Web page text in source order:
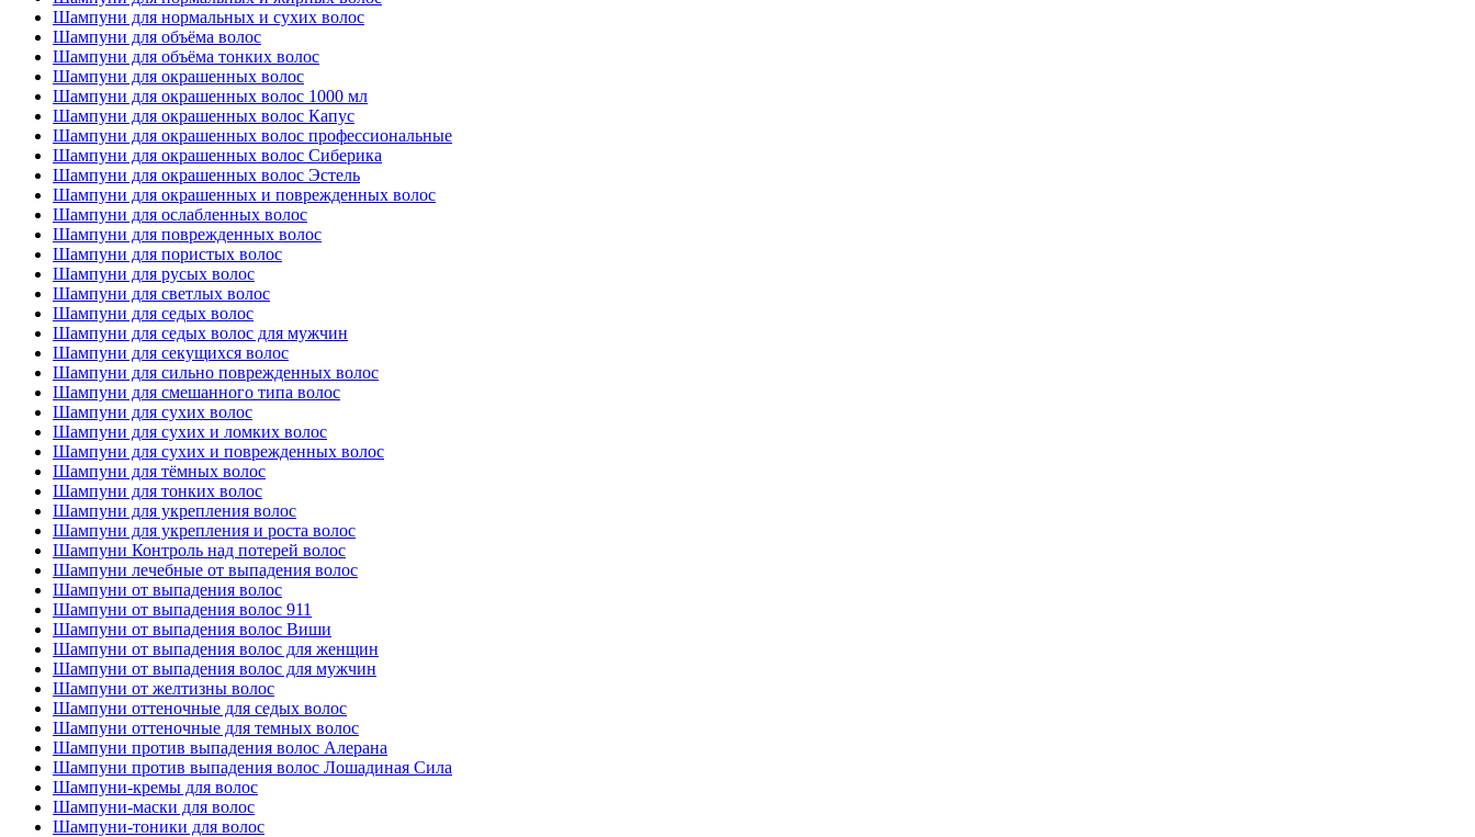
Шампуни для нормальных и сухих волос
Шампуни для объёма волос
Шампуни для объёма тонких волос
Шампуни для окрашенных волос
Шампуни для окрашенных волос 1000 мл
Шампуни для окрашенных волос Капус
Шампуни для окрашенных волос профессиональные
Шампуни для окрашенных волос Сиберика
Шампуни для окрашенных волос Эстель
Шампуни для окрашенных и поврежденных волос
Шампуни для ослабленных волос
Шампуни для поврежденных волос
Шампуни для пористых волос
Шампуни для русых волос
Шампуни для светлых волос
Шампуни для седых волос
Шампуни для седых волос для мужчин
Шампуни для секущихся волос
Шампуни для сильно поврежденных волос
Шампуни для смешанного типа волос
Шампуни для сухих волос
Шампуни для сухих и ломких волос
Шампуни для сухих и поврежденных волос
Шампуни для тёмных волос
Шампуни для тонких волос
Шампуни для укрепления волос
Шампуни для укрепления и роста волос
Шампуни Контроль над потерей волос
Шампуни лечебные от выпадения волос
Шампуни от выпадения волос
Шампуни от выпадения волос 911
Шампуни от выпадения волос Виши
Шампуни от выпадения волос для женщин
Шампуни от выпадения волос для мужчин
Шампуни от желтизны волос
Шампуни оттеночные для седых волос
Шампуни оттеночные для темных волос
Шампуни против выпадения волос Алерана
Шампуни против выпадения волос Лошадиная Сила
Шампуни-кремы для волос
Шампуни-маски для волос
Шампуни-тоники для волос